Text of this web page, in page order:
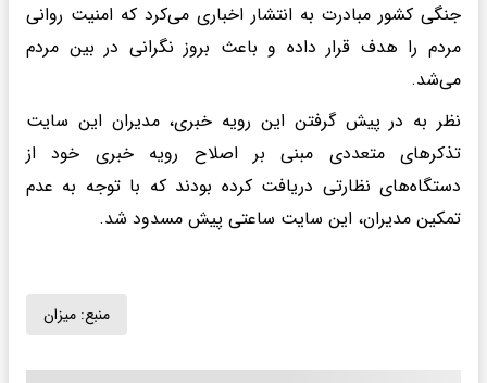
جنگی کشور مبادرت به انتشار اخباری می‌کرد که امنیت روانی
مردم را هدف قرار داده و باعث بروز نگرانی در بین مردم
می‌شد.
نظر به در پیش گرفتن این رویه خبری، مدیران این سایت
تذکر‌های متعددی مبنی بر اصلاح رویه خبری خود از
دستگاه‌های نظارتی دریافت کرده بودند که با توجه به عدم
تمکین مدیران، این سایت ساعتی پیش مسدود شد.
منبع: میزان